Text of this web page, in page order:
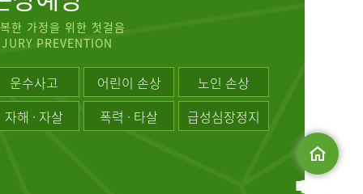
맵
한 가정을 위한 첫걸음
PREVENTION
운수사고 어린이 손상
노인 손상
자해 · 자살
폭력 · 타살 급성심장정지
메인으로